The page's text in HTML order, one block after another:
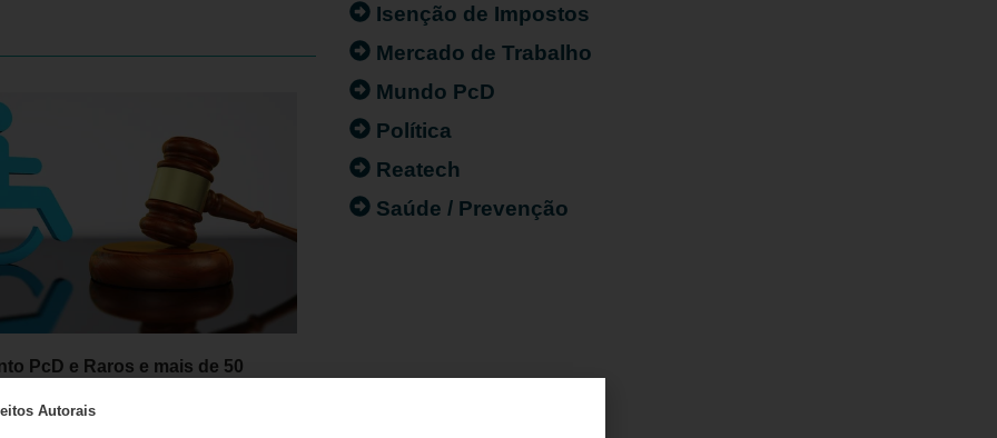
PcD e Raros e mais de 50
Isenção de Impostos
Mercado de Trabalho
Mundo PcD
Política
Reatech
Saúde / Prevenção
Autorais